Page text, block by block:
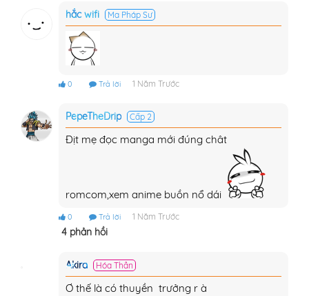
hắc wifi Ma Pháp Sư
0 Trả lời 1 Năm Trước
PepeTheDrip Cấp 2
Địt mẹ đọc manga mới đúng chât
romcom,xem anime buồn nổ dái
0 Trả lời 1 Năm Trước
4 phản hồi
Akira Hóa Thần
Ơ thế là có thuyền trưởng r à